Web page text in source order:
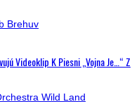
Videoklip K Piesni „Vojna Je…“ Z